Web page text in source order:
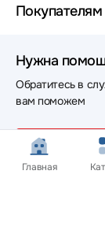
Покупателям
Нужна
Обратитесь в
вам поможем
Связаться с
Главная